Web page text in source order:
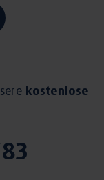
kostenlose